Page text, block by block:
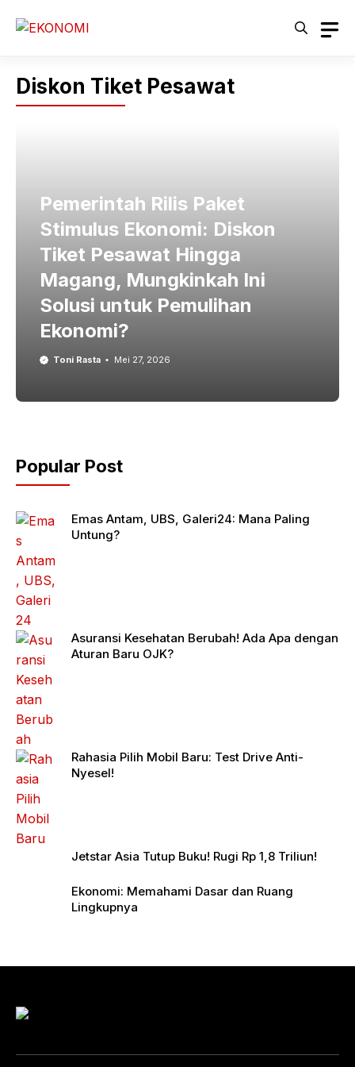
Diskon Tiket Pesawat
Pemerintah Rilis Paket
Stimulus Ekonomi: Diskon
Tiket Pesawat Hingga
Magang, Mungkinkah Ini
Solusi untuk Pemulihan
Ekonomi?
Toni Rasta Mei 27, 2026
Popular Post
Emas Antam, UBS, Galeri24: Mana Paling
Untung?
Asuransi Kesehatan Berubah! Ada Apa dengan
Aturan Baru OJK?
Rahasia Pilih Mobil Baru: Test Drive Anti-
Nyesel!
Jetstar Asia Tutup Buku! Rugi Rp 1,8 Triliun!
Ekonomi: Memahami Dasar dan Ruang
Lingkupnya